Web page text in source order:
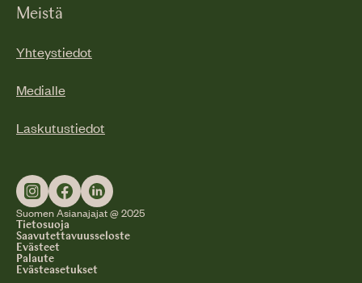
Meistä
Yhteystiedot
Medialle
Laskutustiedot
Suomen Asianajajat @ 2025
Tietosuoja
Saavutettavuusseloste
Evästeet
Palaute
Evästeasetukset